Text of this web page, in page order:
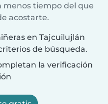
menos tiempo del que
acostarte.
en Tajcuilujlán
de búsqueda.
la verificación